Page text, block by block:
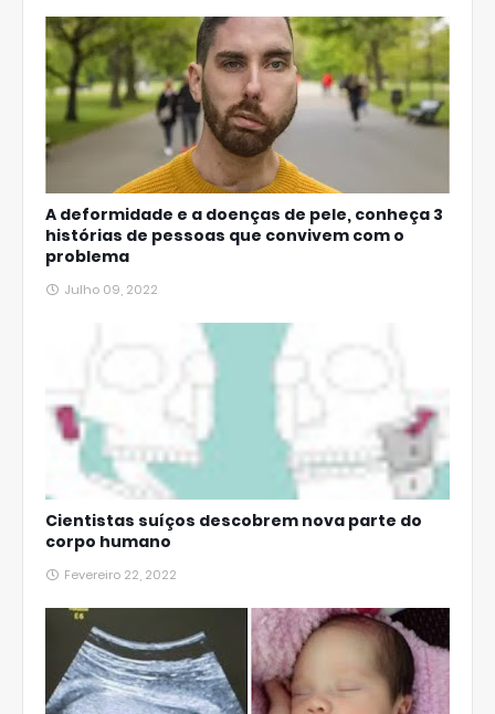
A deformidade e a doenças de pele, conheça 3
histórias de pessoas que convivem com o
problema
Julho 09, 2022
Cientistas suíços descobrem nova parte do
corpo humano
Fevereiro 22, 2022